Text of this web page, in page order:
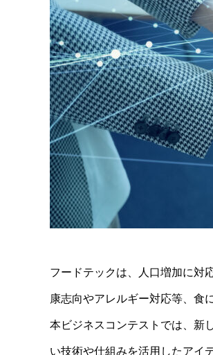
フードテックは、人口増加に対
康志向やアレルギー対応等、食
本ビジネスコンテストでは、新
い技術や仕組みを活用したアイ